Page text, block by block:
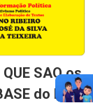
SAO os
do MPS –